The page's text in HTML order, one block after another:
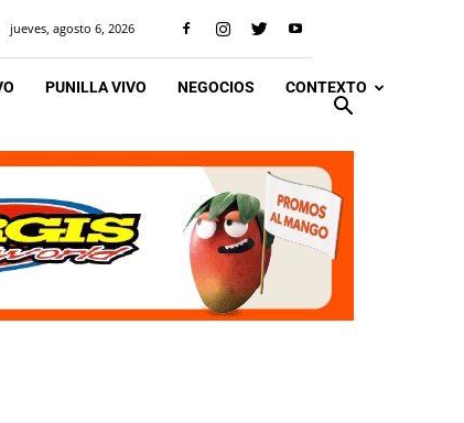
jueves, agosto 6, 2026
PUNILLA VIVO NEGOCIOS CONTEXTO